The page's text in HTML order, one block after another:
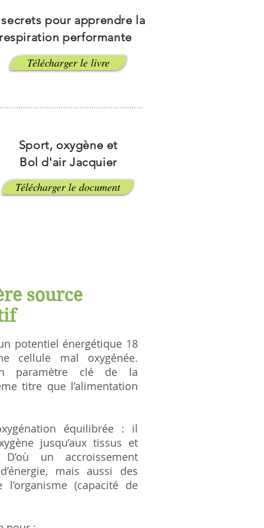
secrets pour apprendre la
performante
Télécharger le livre
Sport, oxygène et
Bol d'air Jacquier
Télécharger le document
source
potentiel énergétique 18
cellule mal oxygénée.
paramètre clé de la
titre que l’alimentation
équilibrée : il
jusqu’aux tissus et
un accroissement
mais aussi des
l’organisme (capacité de